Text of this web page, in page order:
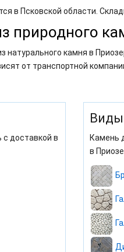
в Псковской области.
природного
натурального камня в
от транспортной
доставкой в
Виды
Камень
в